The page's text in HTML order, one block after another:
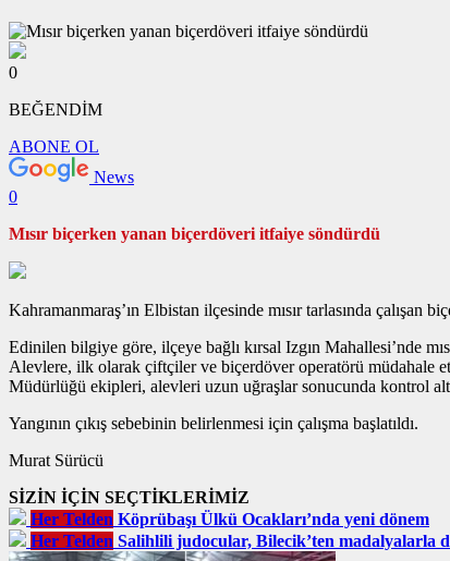
0
BEĞENDİM
ABONE OL
News
0
Mısır biçerken yanan biçerdöveri itfaiye söndürdü
Kahramanmaraş’ın Elbistan ilçesinde mısır tarlasında
Edinilen bilgiye göre, ilçeye bağlı kırsal Izgın Mahallesi’nde
Alevlere, ilk olarak çiftçiler ve biçerdöver operatörü müdahale
Müdürlüğü ekipleri, alevleri uzun uğraşlar sonucunda kontrol
Yangının çıkış sebebinin belirlenmesi için çalışma başlatıldı.
Murat Sürücü
SİZİN İÇİN SEÇTİKLERİMİZ
Her Telden Köprübaşı Ülkü Ocakları’nda yeni dönem
Her Telden Salihlili judocular, Bilecik’ten madalyalarla